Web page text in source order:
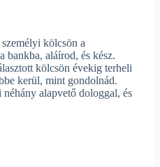
kölcsön a
bankba, aláírod, és kész.
kölcsön évekig terheli
kerül, mint gondolnád.
néhány alapvető dologgal, és